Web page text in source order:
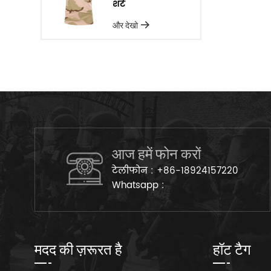
शर्ट
और देखो
आज हमें फोन करों
टेलीफोन : +86-18924157220
Whatsapp :
मदद की ज़रूरत है हॉट टैग